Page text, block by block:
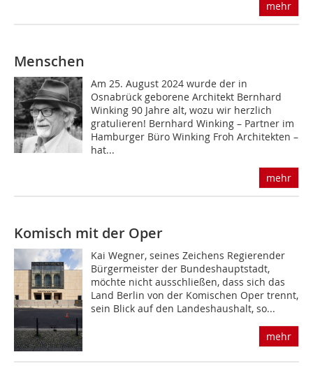
mehr
Menschen
Am 25. August 2024 wurde der in
Osnabrück geborene Architekt Bernhard
Winking 90 Jahre alt, wozu wir herzlich
gratulieren! Bernhard Winking – Partner im
Hamburger Büro Winking Froh Architekten –
hat...
mehr
Komisch mit der Oper
Kai Wegner, seines Zeichens Regierender
Bürgermeister der Bundeshauptstadt,
möchte nicht ausschließen, dass sich das
Land Berlin von der Komischen Oper trennt,
sein Blick auf den Landeshaushalt, so...
mehr